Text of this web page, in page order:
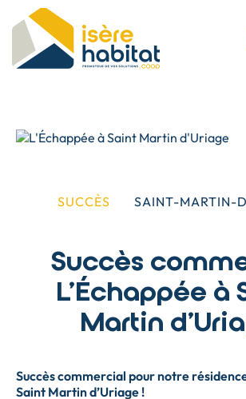
au
contenu
principal
SUCCÈS SAINT-MARTIN-
Succès
L'Échappée à
Martin
Succès commercial pour notre
Saint Martin d’Uriage !